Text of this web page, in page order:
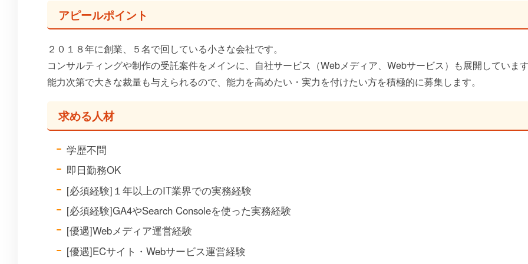
アピールポイント
２０１８年に創業、５名で回している小さな会社です。
コンサルティングや制作の受託案件をメインに、自社サービス（Webメディア、Webサービス）も展開していま
能力次第で大きな裁量も与えられるので、能力を高めたい・実力を付けたい方を積極的に募集します。
求める人材
学歴不問
即日勤務OK
[必須経験]１年以上のIT業界での実務経験
[必須経験]GA4やSearch Consoleを使った実務経験
[優遇]Webメディア運営経験
[優遇]ECサイト・Webサービス運営経験